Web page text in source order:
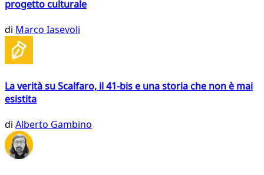
progetto culturale
di Marco Iasevoli
La verità su Scalfaro, il 41-bis e una storia che non è mai
esistita
di Alberto Gambino